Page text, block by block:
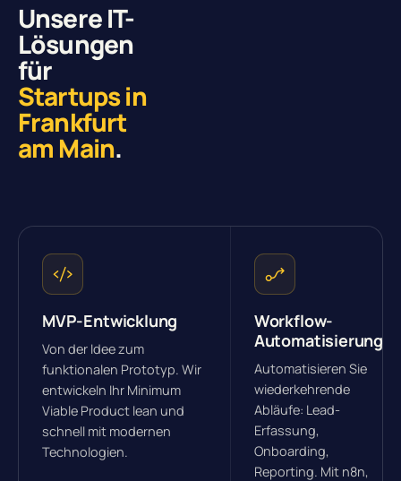
Unsere IT-
Lösungen
für
Startups in
Frankfurt
am Main.
MVP-Entwicklung
Von der Idee zum
funktionalen Prototyp. Wir
entwickeln Ihr Minimum
Viable Product lean und
schnell mit modernen
Technologien.
Workflow-
Automatisierung
Automatisieren Sie
wiederkehrende
Abläufe: Lead-
Erfassung,
Onboarding,
Reporting. Mit n8n,